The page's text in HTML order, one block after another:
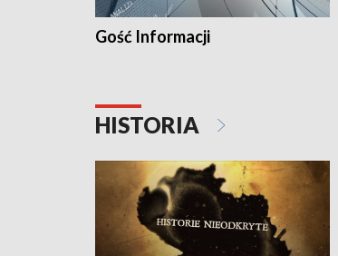
Gość Informacji
HISTORIA